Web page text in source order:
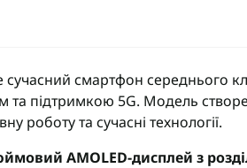
смартфон середнього
підтримкою 5G. Модель
роботу та сучасні технології.
AMOLED-дисплей з